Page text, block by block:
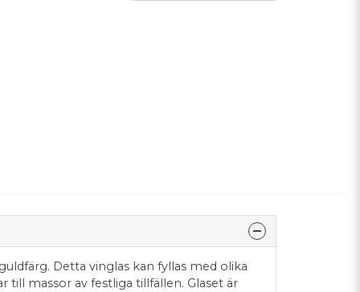
Detta vinglas kan fyllas med olika
till massor av festliga tillfällen. Glaset är